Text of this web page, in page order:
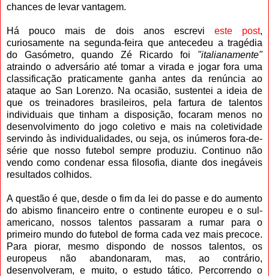
chances de levar vantagem.
Há pouco mais de dois anos escrevi este post,
curiosamente na segunda-feira que antecedeu a tragédia
do Gasómetro, quando Zé Ricardo foi "italianamente"
atraindo o adversário até tomar a virada e jogar fora uma
classificação praticamente ganha antes da renúncia ao
ataque ao San Lorenzo. Na ocasião, sustentei a ideia de
que os treinadores brasileiros, pela fartura de talentos
individuais que tinham a disposição, focaram menos no
desenvolvimento do jogo coletivo e mais na coletividade
servindo às individualidades, ou seja, os inúmeros fora-de-
série que nosso futebol sempre produziu. Continuo não
vendo como condenar essa filosofia, diante dos inegáveis
resultados colhidos.
A questão é que, desde o fim da lei do passe e do aumento
do abismo financeiro entre o continente europeu e o sul-
americano, nossos talentos passaram a rumar para o
primeiro mundo do futebol de forma cada vez mais precoce.
Para piorar, mesmo dispondo de nossos talentos, os
europeus não abandonaram, mas, ao contrário,
desenvolveram, e muito, o estudo tático. Percorrendo o